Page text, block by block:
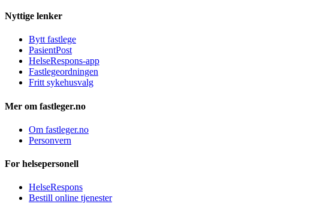
Nyttige lenker
Bytt fastlege
PasientPost
HelseRespons-app
Fastlegeordningen
Fritt sykehusvalg
Mer om fastleger.no
Om fastleger.no
Personvern
For helsepersonell
HelseRespons
Bestill online tjenester